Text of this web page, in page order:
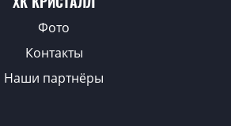
Фото
Контакты
Наши партнёры